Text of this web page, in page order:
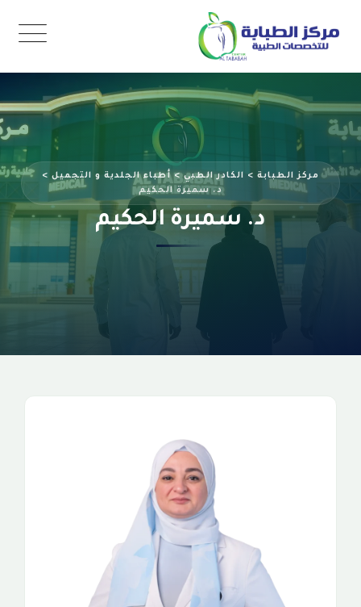
content
د. سميرة الحكيم
مركز الطبابة > الكادر الطبي>أطباء الجلدية و التجميل >
د. سميرة الحكيم